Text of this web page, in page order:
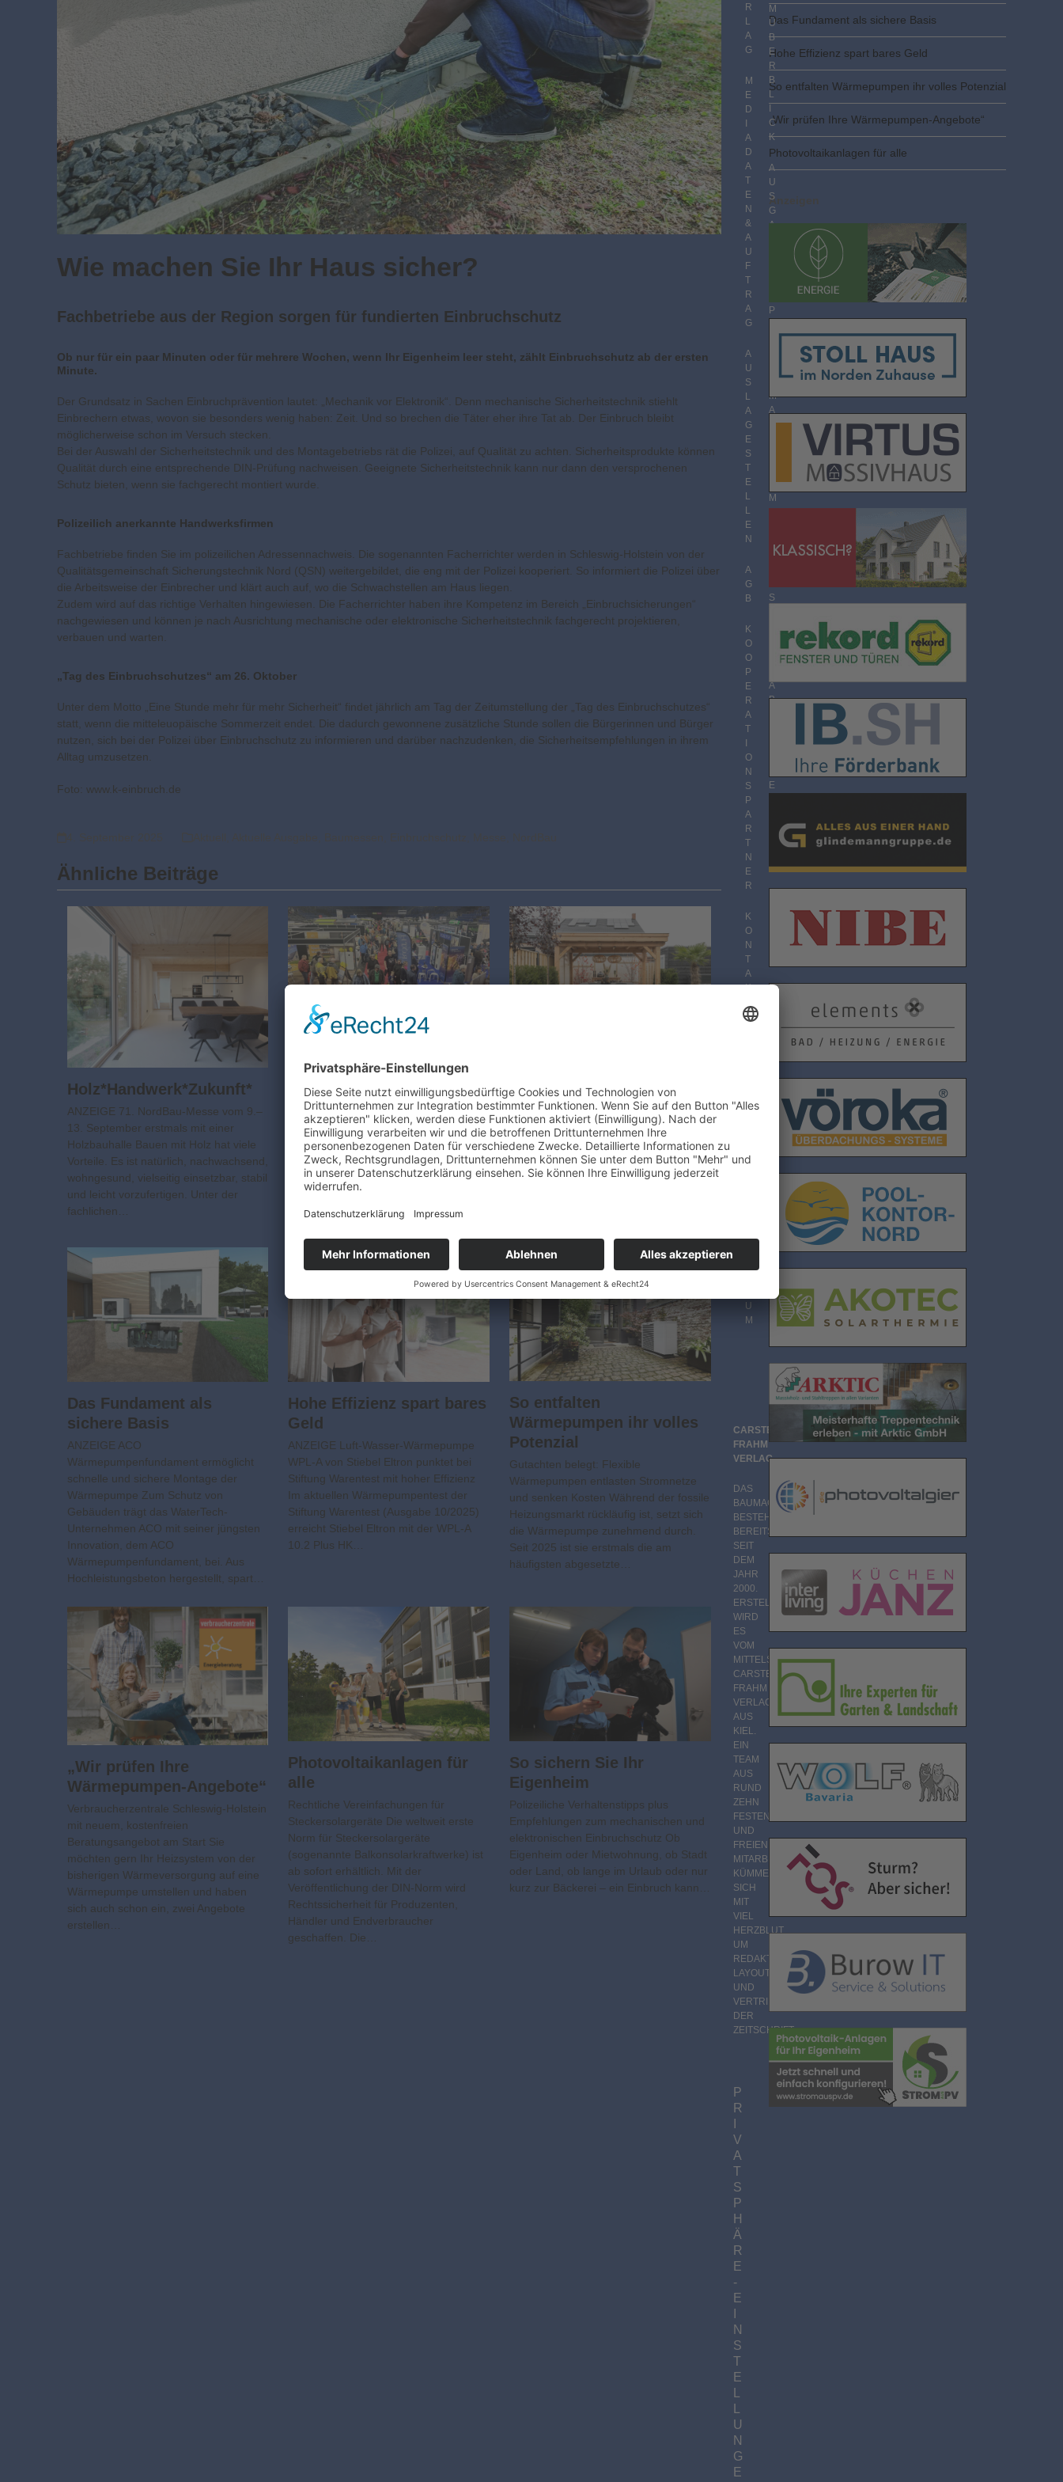
Wie machen Sie Ihr Haus sicher?
Fachbetriebe aus der Region sorgen für fundierten Einbruchschutz
Ob nur für ein paar Minuten oder für mehrere Wochen, wenn Ihr Eigenheim leer steht, zählt Einbruchschutz ab der ersten
Minute.
Der Grundsatz in Sachen Einbruchprävention lautet: „Mechanik vor Elektronik“. Denn mechanische Sicherheitstechnik stiehlt
Einbrechern etwas, wovon sie besonders wenig haben: Zeit. Und so brechen die Täter eher ihre Tat ab. Der Einbruch bleibt
möglicherweise schon im Versuch stecken.
Bei der Auswahl der Sicherheitstechnik und des Montagebetriebs rät die Polizei, auf Qualität zu achten. Sicherheitsprodukte können
Qualität durch eine entsprechende DIN-Prüfung nachweisen. Geeignete Sicherheitstechnik kann nur dann den versprochenen
Schutz bieten, wenn sie fachgerecht montiert wurde.
Polizeilich anerkannte Handwerksfirmen
Fachbetriebe finden Sie im polizeilichen Adressennachweis. Die sogenannten Facherrichter werden in Schleswig-Holstein von der
Qualitätsgemeinschaft Sicherungstechnik Nord (QSN) weitergebildet, die eng mit der Polizei kooperiert. So informiert die Polizei über
die Arbeitsweise der Einbrecher und klärt auch auf, wo die Schwachstellen am Haus liegen.
Zudem wird auf das richtige Verhalten hingewiesen. Die Facherrichter haben ihre Kompetenz im Bereich „Einbruchsicherungen“
nachgewiesen und können je nach Ausrichtung mechanische oder elektronische Sicherheitstechnik fachgerecht projektieren,
verbauen und warten.
„Tag des Einbruchschutzes“ am 26. Oktober
Unter dem Motto „Eine Stunde mehr für mehr Sicherheit“ findet jährlich am Tag der Zeitumstellung der „Tag des Einbruchschutzes“
statt, wenn die mitteleuopäische Sommerzeit endet. Die dadurch gewonnene zusätzliche Stunde sollen die Bürgerinnen und Bürger
nutzen, sich bei der Polizei über Einbruchschutz zu informieren und darüber nachzudenken, die Sicherheitsempfehlungen in ihrem
Alltag umzusetzen.
Foto: www.k-einbruch.de
Ähnliche Beiträge
Holz*Handwerk*Zukunft*
ANZEIGE 71. NordBau-Messe vom 9.–
13. September erstmals mit einer
Holzbauhalle Bauen mit Holz hat viele
Vorteile. Es ist natürlich, nachwachsend,
wohngesund, vielseitig einsetzbar, stabil
und leicht vorzufertigen. Unter der
fachlichen…
Innovationen und
Inspirationen
ANZEIGE Bauen-Wohnen-Lifestyle Info-
und Verkaufsmessen in Flensburg und
Kiel Die Bauen-Wohnen-Lifestyle-Messe
zählt seit vielen Jahren zu den meist
etablierten und beliebtesten
Verbrauchermessen in
Messen in…
Fünf Faktoren, mit denen Sie Ihren
Garten fit für die Zukunft machen Die
Klimaveränderung hat spürbare
Auswirkungen auf unser tägliches
Leben. Lange Trockenperioden und
Das Fundament als
sichere Basis
ANZEIGE ACO
Wärmepumpenfundament ermöglicht
schnelle und sichere Montage der
Wärmepumpe Zum Schutz von
Gebäuden trägt das WaterTech-
Unternehmen ACO mit seiner jüngsten
Innovation, dem ACO
Wärmepumpenfundament, bei. Aus
Hochleistungsbeton hergestellt, spart…
Hohe Effizienz spart bares
Geld
ANZEIGE Luft-Wasser-Wärmepumpe
WPL-A von Stiebel Eltron punktet bei
Stiftung Warentest mit hoher Effizienz
Im aktuellen Wärmepumpentest der
Stiftung Warentest (Ausgabe 10/2025)
erreicht Stiebel Eltron mit der WPL-A
10.2 Plus HK…
So entfalten
Wärmepumpen ihr volles
Potenzial
Gutachten belegt: Flexible
Wärmepumpen entlasten Stromnetze
und senken Kosten Während der fossile
Heizungsmarkt rückläufig ist, setzt sich
die Wärmepumpe zunehmend durch.
Seit 2025 ist sie erstmals die am
häufigsten abgesetzte…
„Wir prüfen Ihre
Wärmepumpen-Angebote“
Verbraucherzentrale Schleswig-Holstein
mit neuem, kostenfreien
Beratungsangebot am Start Sie
möchten gern Ihr Heizsystem von der
bisherigen Wärmeversorgung auf eine
Wärmepumpe umstellen und haben
sich auch schon ein, zwei Angebote
erstellen…
Photovoltaik­­anlagen für
alle
Rechtliche Vereinfachungen für
Steckersolargeräte Die weltweit erste
Norm für Steckersolargeräte
(sogenannte Balkonsolarkraftwerke) ist
ab sofort erhältlich. Mit der
Veröffentlichung der DIN-Norm wird
Rechtssicherheit für Produzenten,
Händler und Endverbraucher
geschaffen. Die…
So sichern Sie Ihr
Eigenheim
Polizeiliche Verhaltenstipps plus
Empfehlungen zum mechanischen und
elektronischen Einbruchschutz Ob
Eigenheim oder Mietwohnung, ob Stadt
oder Land, ob lange im Urlaub oder nur
kurz zur Bäckerei – ein Einbruch kann…
Das Fundament als sichere Basis
Hohe Effizienz spart bares Geld
So entfalten Wärmepumpen ihr volles Potenzial
„Wir prüfen Ihre Wärmepumpen-Angebote“
Photovoltaik­­anlagen für alle
Anzeigen
R
L
A
G
M
E
D
A
D
A
T
E
N
&
A
U
F
T
R
A
G
A
U
S
L
A
G
E
S
T
E
L
L
E
N
A
G
B
K
O
O
P
E
R
A
T
O
N
S
P
A
R
T
N
E
R
K
O
N
T
A
K
S
T
U
M
M
Ü
B
E
R
B
L
C
K
A
U
S
G
A
P
M
A
M
B
S
A
B
E
CARSTEN
FRAHM
VERLAG
DAS
BAUMAGAZIN
BESTEHT
BEREITS
SEIT
DEM
JAHR
2000.
ERSTELLT
WIRD
ES
VOM
MITTELSTÄNDISCHEN
CARSTEN
FRAHM
VERLAG
AUS
KIEL.
EIN
TEAM
AUS
RUND
ZEHN
FESTEN
UND
FREIEN
MITARBEITERN
KÜMMERT
SICH
MIT
VIEL
HERZBLUT
UM
REDAKTION,
LAYOUT
UND
VERTRIEB
DER
ZEITSCHRIFT.
P
R
V
A
T
S
P
H
Ä
R
E
-
E
N
S
T
E
U
N
G
E